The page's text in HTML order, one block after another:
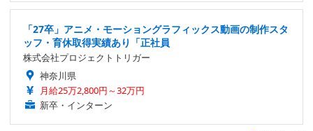
「27卒」アニメ・モーショングラフィックス動画の制作スタ
ッフ・育休取得実績あり「正社員
株式会社プロジェクトトリガー
神奈川県
月給25万2,800円～32万円
新卒・インターン